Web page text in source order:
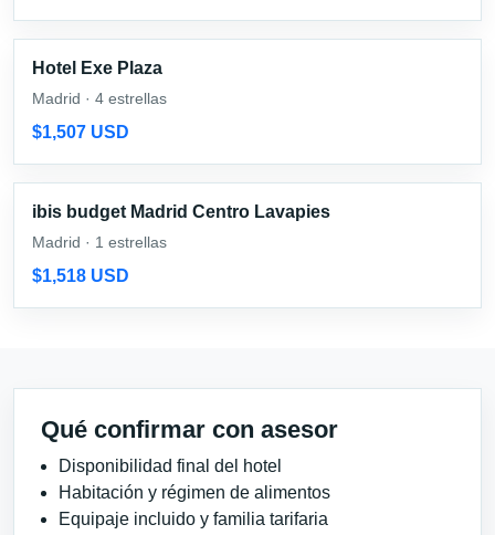
Hotel Exe Plaza
Madrid · 4 estrellas
$1,507 USD
ibis budget Madrid Centro Lavapies
Madrid · 1 estrellas
$1,518 USD
Qué confirmar con asesor
Disponibilidad final del hotel
Habitación y régimen de alimentos
Equipaje incluido y familia tarifaria